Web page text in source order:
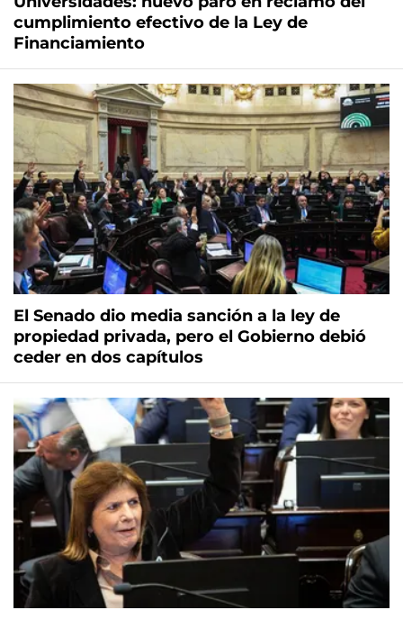
cumplimiento efectivo de la Ley de
Financiamiento
El Senado dio media sanción a la ley de
propiedad privada, pero el Gobierno debió
ceder en dos capítulos